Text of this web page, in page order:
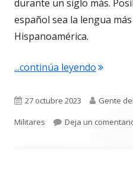
durante un siglo más.
español sea la lengua
Hispanoamérica.
...continúa leyendo
Publicado
el
27 octubre 2023 Autor
Gente
Militares
Deja un